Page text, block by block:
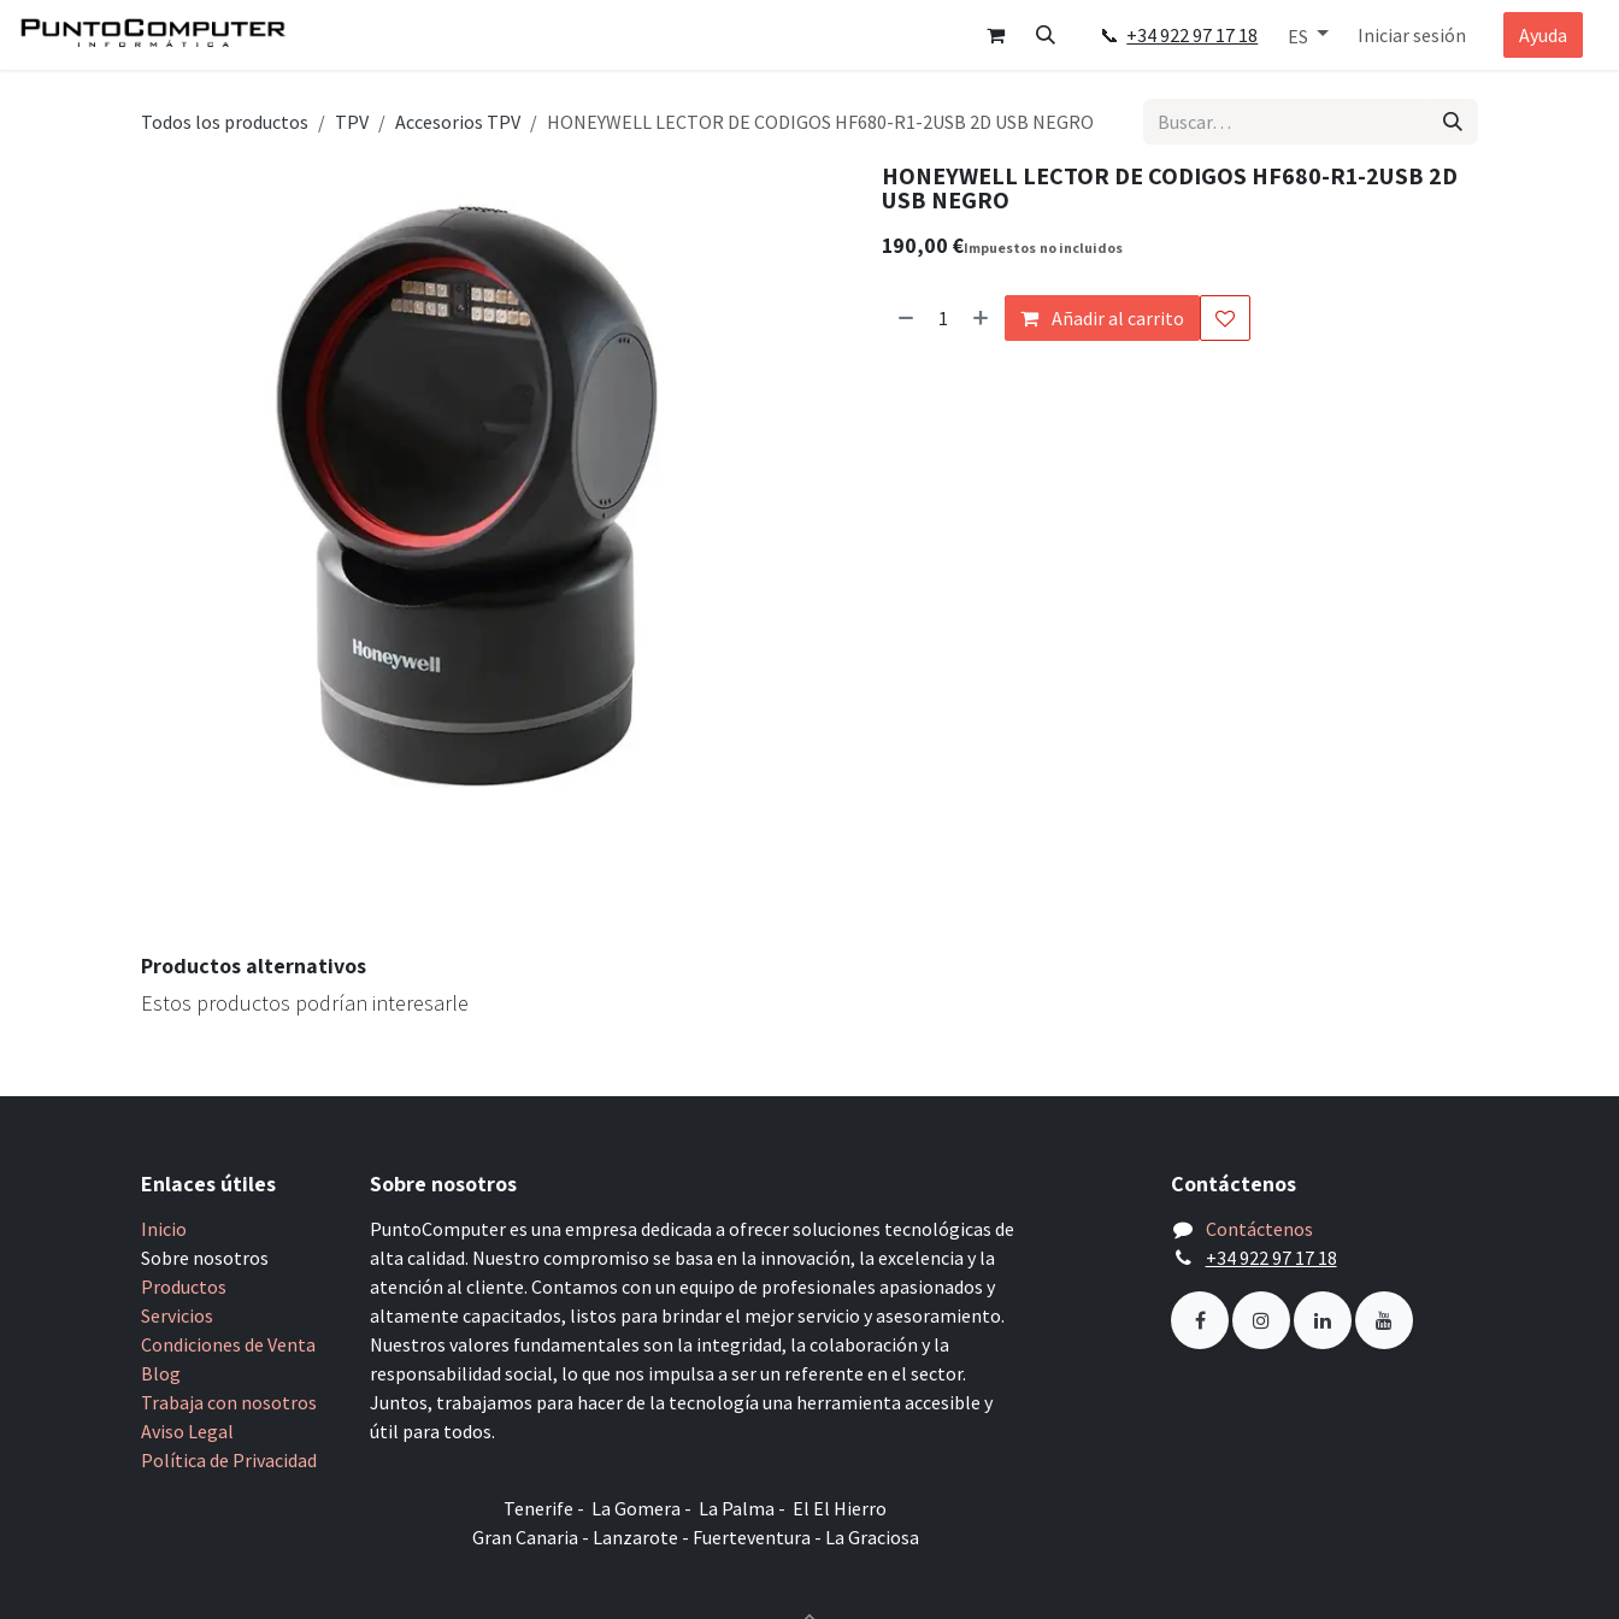
Ir al contenido
📞 +34 922 97 17 18 ES Iniciar sesión Ayuda
Todos los productos TPV Accesorios TPV HONEYWELL LECTOR DE CODIGOS HF680-R1-2USB 2D USB NEGRO
HONEYWELL LECTOR DE CODIGOS HF680-R1-2USB 2D
USB NEGRO
190,00 €Impuestos no incluidos
Añadir al carrito
Productos alternativos
Estos productos podrían interesarle
Enlaces útiles
Inicio
Sobre nosotros
Productos
Servicios
Condiciones de Venta
Blog
Trabaja con nosotros
Aviso Legal
Política de Privacidad
Sobre nosotros
PuntoComputer es una empresa dedicada a ofrecer soluciones tecnológicas de
alta calidad. Nuestro compromiso se basa en la innovación, la excelencia y la
atención al cliente. Contamos con un equipo de profesionales apasionados y
altamente capacitados, listos para brindar el mejor servicio y asesoramiento.
Nuestros valores fundamentales son la integridad, la colaboración y la
responsabilidad social, lo que nos impulsa a ser un referente en el sector.
Juntos, trabajamos para hacer de la tecnología una herramienta accesible y
útil para todos.
Tenerife - La Gomera - La Palma - El El Hierro
Gran Canaria - Lanzarote - Fuerteventura - La Graciosa
Contáctenos
Contáctenos
+34 922 97 17 18